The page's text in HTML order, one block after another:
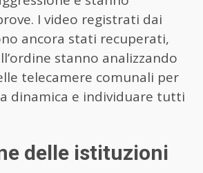
I video registrati dai
ancora stati recuperati,
stanno analizzando
telecamere comunali per
dinamica e individuare tutti
delle istituzioni